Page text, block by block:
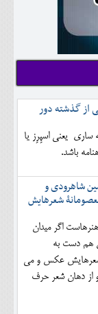
از گذشته دور
ساری یعنی اسپِرِز یا
باشد.
شاهرودی و
شعرهایش
اگر میدان
هم دست به
شعرهایش عکس و می
و از دهان شعر حرف